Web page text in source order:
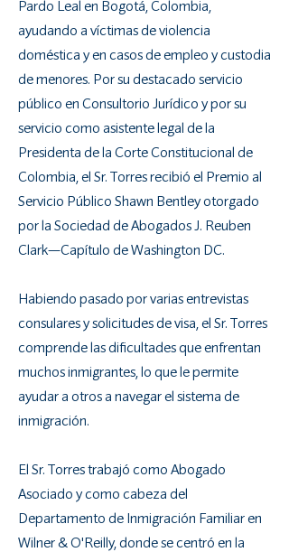
Pardo Leal en Bogotá, Colombia,
ayudando a víctimas de violencia
doméstica y en casos de empleo y custodia
de menores. Por su destacado servicio
público en Consultorio Jurídico y por su
servicio como asistente legal de la
Presidenta de la Corte Constitucional de
Colombia, el Sr. Torres recibió el Premio al
Servicio Público Shawn Bentley otorgado
por la Sociedad de Abogados J. Reuben
Clark—Capítulo de Washington DC.
Habiendo pasado por varias entrevistas
consulares y solicitudes de visa, el Sr. Torres
comprende las dificultades que enfrentan
muchos inmigrantes, lo que le permite
ayudar a otros a navegar el sistema de
inmigración.
El Sr. Torres trabajó como Abogado
Asociado y como cabeza del
Departamento de Inmigración Familiar en
Wilner & O'Reilly, donde se centró en la